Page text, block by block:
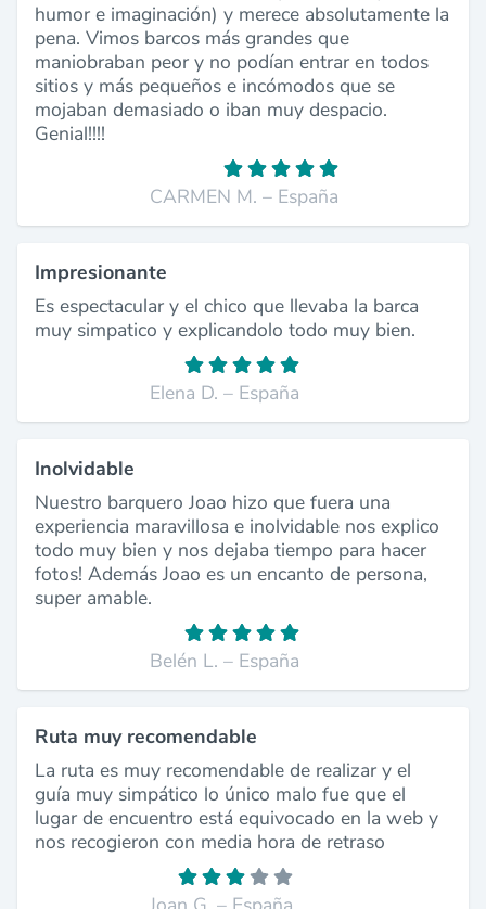
humor e imaginación) y merece absolutamente la
pena. Vimos barcos más grandes que
maniobraban peor y no podían entrar en todos
sitios y más pequeños e incómodos que se
mojaban demasiado o iban muy despacio.
Genial!!!!
CARMEN M. – España
Impresionante
Es espectacular y el chico que llevaba la barca
muy simpatico y explicandolo todo muy bien.
Elena D. – España
Inolvidable
Nuestro barquero Joao hizo que fuera una
experiencia maravillosa e inolvidable nos explico
todo muy bien y nos dejaba tiempo para hacer
fotos! Además Joao es un encanto de persona,
super amable.
Belén L. – España
Ruta muy recomendable
La ruta es muy recomendable de realizar y el
guía muy simpático lo único malo fue que el
lugar de encuentro está equivocado en la web y
nos recogieron con media hora de retraso